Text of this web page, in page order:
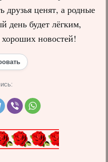
друзья ценят, а родные
день будет лёгким,
новостей!